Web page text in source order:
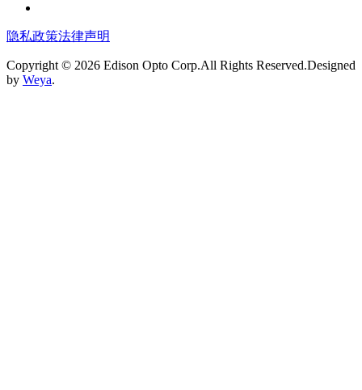
隐私政策法律声明
Copyright © 2026 Edison Opto Corp.All Rights Reserved.Designed
by Weya.